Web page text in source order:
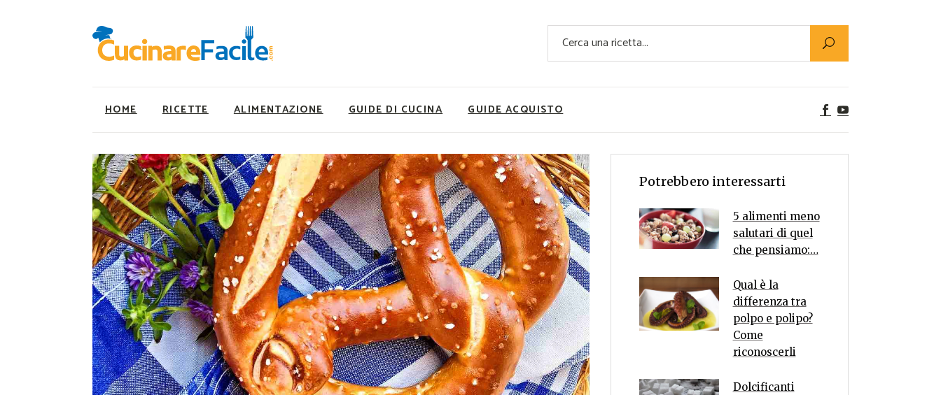
Cerca
HOME RICETTE
Ricette Facili e Veloci
Ricette Primi Piatti
Ricette Antipasti
Ricette Dolci
Ricette Carne
Ricette Secondi
Ricette Pizze e Rustici
Ricette Contorni
Ricette Piatti unici
Ricette Pesce
Video Ricette
ALIMENTAZIONE
Utility
Super Alimenti
Nutrizionista a tavola
Ricette Vegetariane
Ricette Vegane
Rumors
GUIDE DI CUCINA GUIDE ACQUISTO
Ricette Facili e Veloci
Ricette Primi Piatti
Ricette Dolci
Ricette Carne
Ricette Secondi
Ricette Pizze e Rustici
Ricette Contorni
Ricette Piatti unici
Ricette Pesce
Video Ricette
Ricette per Ingrediente
Utility
Super Alimenti
Ricette Vegetariane
Rumors
Potrebbero interessarti
5 alimenti meno
salutari di quel
che pensiamo:…
Qual è la
differenza tra
polpo e polipo?
Come
riconoscerli
Dolcificanti